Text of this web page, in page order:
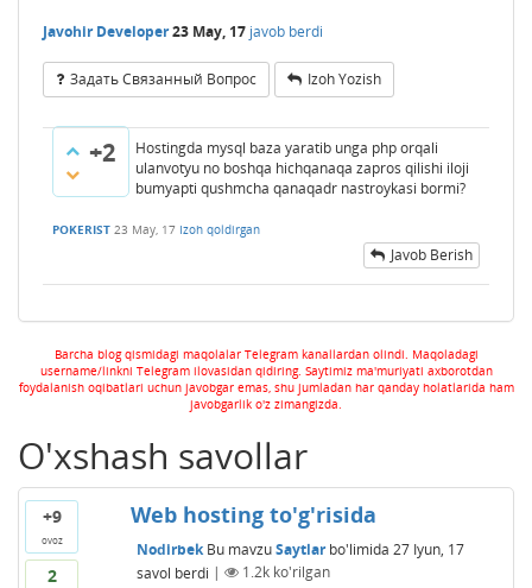
Javohir Developer23 May, 17 javob berdi
Задать Связанный Вопрос Izoh Yozish
+2
Hostingda mysql baza yaratib unga php orqali
ulanvotyu no boshqa hichqanaqa zapros qilishi iloji
bumyapti qushmcha qanaqadr nastroykasi bormi?
POKERIST 23 May, 17 Izoh qoldirgan
Javob Berish
Barcha blog qismidagi maqolalar Telegram kanallardan olindi. Maqoladagi
username/linkni Telegram ilovasidan qidiring. Saytimiz ma'muriyati axborotdan
foydalanish oqibatlari uchun javobgar emas, shu jumladan har qanday holatlarida ham
javobgarlik o'z zimangizda.
O'xshash savollar
+9
ovoz
2
Web hosting to'g'risida
Nodirbek Bu mavzuSaytlarbo'limida 27 Iyun, 17
savol berdi | 1.2kko'rilgan